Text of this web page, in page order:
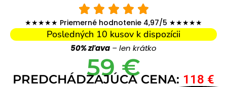
★★★★★ Priemerné hodnotenie 4,97/5 ★★★★★
Posledných 10 kusov k dispozícii
50% zľava – len krátko
59 €
PREDCHÁDZAJÚCA CENA: 118 €